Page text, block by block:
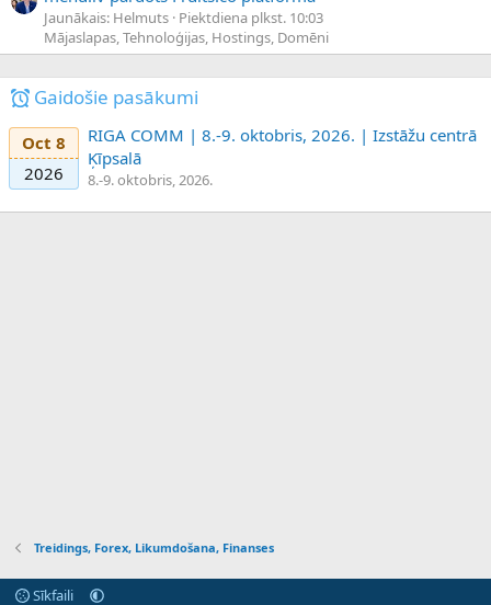
Jaunākais: Helmuts Piektdiena plkst. 10:03
Mājaslapas, Tehnoloģijas, Hostings, Domēni
Gaidošie pasākumi
Oct 8
2026
RIGA COMM | 8.-9. oktobris, 2026. | Izstāžu centrā
Ķīpsalā
8.-9. oktobris, 2026.
Treidings, Forex, Likumdošana, Finanses
Sīkfaili